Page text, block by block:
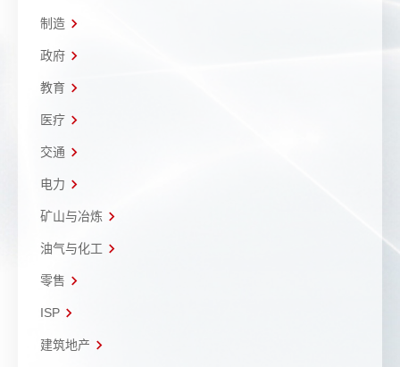
制造
政府
教育
医疗
交通
电力
矿山与冶炼
油气与化工
零售
ISP
建筑地产